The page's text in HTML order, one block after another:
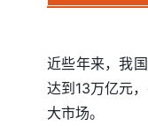
近些年来，我
达到13万亿元
大市场。